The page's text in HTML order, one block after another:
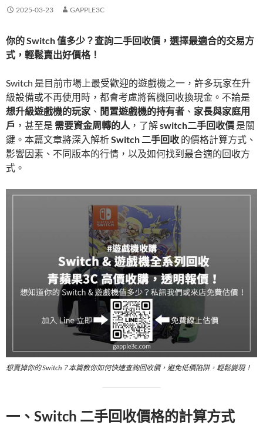
2025-03-23 GAPPLE3C
你的 Switch 值多少？查詢二手回收價，選擇最適合的交易方
式，輕鬆賣出好價格！
Switch 是目前市場上最受歡迎的遊戲機之一，許多玩家在升
級設備或不再使用時，都會考慮將舊機回收換現金。不論是
想升級遊戲機的玩家 、 閒置遊戲機的持有者 、 家長與家庭用
戶 ，甚至是 需要資金周轉的人 ，了解switch二手回收價 是關
鍵。本篇文章將深入解析Switch 二手回收 的價格計算方式、
影響因素、不同版本的行情，以及如何找到最合適的回收方
式。
想賣掉你的 Switch？本篇教你如何快速查詢回收價，避免低價陷阱，輕鬆變現！
一、Switch 二手回收價格的計算方式